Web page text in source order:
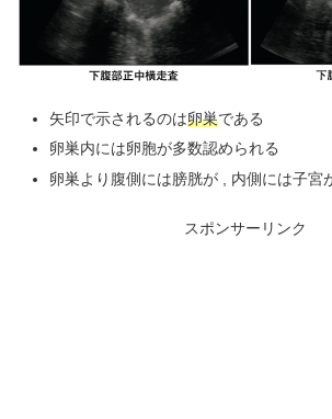
矢印で示されるのは卵巣である
卵巣内には卵胞が多数認められる
卵巣より腹側には膀胱が , 内側には子宮
スポンサーリンク